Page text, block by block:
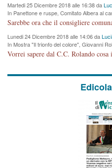
Martedi 25 Dicembre 2018 alle 16:38 da
In Panettone e ruspe, Comitato Albera al
cronoprogramma"
Lunedi 24 Dicembre 2018 alle 14:06 da
In Mostra "Il trionfo del colore", Giovanni